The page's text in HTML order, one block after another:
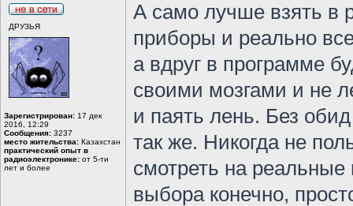
ДРУЗЬЯ
Зарегистрирован: 17 дек
2016, 12:29
Сообщения: 3237
место жительства: Казахстан
практический опыт в
радиоэлектронике: от 5-ти
лет и более
А само лучше взять в
приборы и реально
а вдруг в программе
своими мозгами и не
и паять лень. Без
так же. Никогда не
смотреть на
выбора конечно,